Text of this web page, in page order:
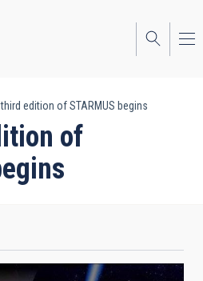
edition of STARMUS begins
of